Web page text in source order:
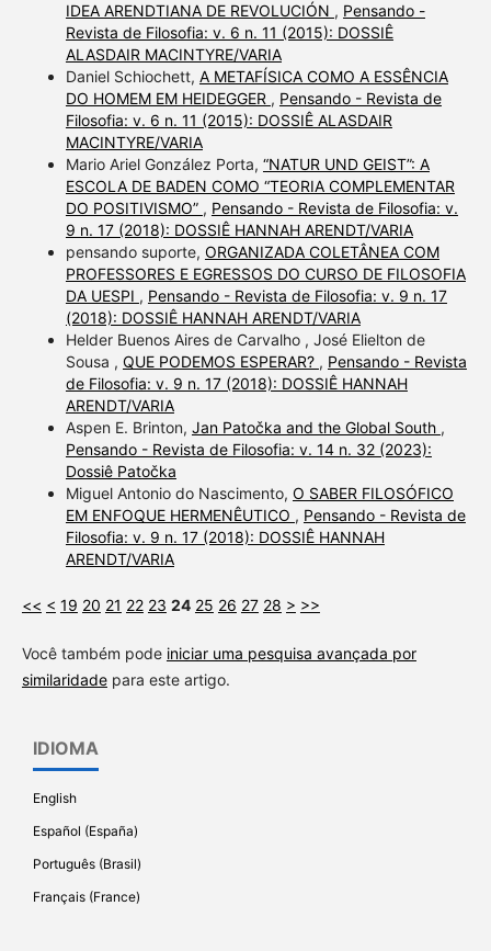
IDEA ARENDTIANA DE REVOLUCIÓN , Pensando -
Revista de Filosofia: v. 6 n. 11 (2015): DOSSIÊ
ALASDAIR MACINTYRE/VARIA
Daniel Schiochett, A METAFÍSICA COMO A ESSÊNCIA
DO HOMEM EM HEIDEGGER , Pensando - Revista de
Filosofia: v. 6 n. 11 (2015): DOSSIÊ ALASDAIR
MACINTYRE/VARIA
Mario Ariel González Porta, “NATUR UND GEIST”: A
ESCOLA DE BADEN COMO “TEORIA COMPLEMENTAR
DO POSITIVISMO” , Pensando - Revista de Filosofia: v.
9 n. 17 (2018): DOSSIÊ HANNAH ARENDT/VARIA
pensando suporte, ORGANIZADA COLETÂNEA COM
PROFESSORES E EGRESSOS DO CURSO DE FILOSOFIA
DA UESPI , Pensando - Revista de Filosofia: v. 9 n. 17
(2018): DOSSIÊ HANNAH ARENDT/VARIA
Helder Buenos Aires de Carvalho , José Elielton de
Sousa , QUE PODEMOS ESPERAR? , Pensando - Revista
de Filosofia: v. 9 n. 17 (2018): DOSSIÊ HANNAH
ARENDT/VARIA
Aspen E. Brinton, Jan Patočka and the Global South ,
Pensando - Revista de Filosofia: v. 14 n. 32 (2023):
Dossiê Patočka
Miguel Antonio do Nascimento, O SABER FILOSÓFICO
EM ENFOQUE HERMENÊUTICO , Pensando - Revista de
Filosofia: v. 9 n. 17 (2018): DOSSIÊ HANNAH
ARENDT/VARIA
<< < 19 20 21 22 23 24 25 26 27 28 > >>
Você também pode iniciar uma pesquisa avançada por
similaridadepara este artigo.
IDIOMA
English
Español (España)
Português (Brasil)
Français (France)